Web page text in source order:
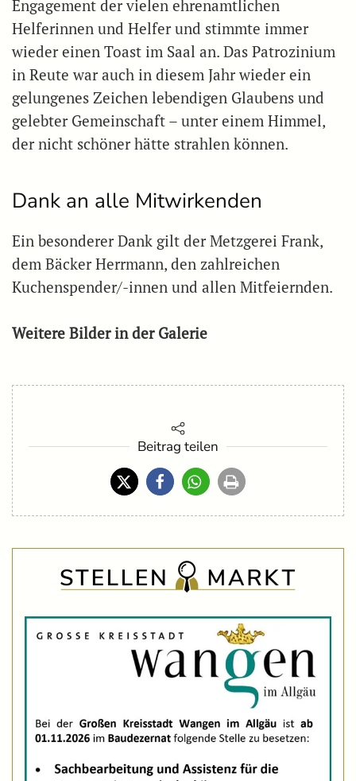
Engagement der vielen ehrenamtlichen
Helferinnen und Helfer und stimmte immer
wieder einen Toast im Saal an. Das Patrozinium
in Reute war auch in diesem Jahr wieder ein
gelungenes Zeichen lebendigen Glaubens und
gelebter Gemeinschaft – unter einem Himmel,
der nicht schöner hätte strahlen können.
Dank an alle Mitwirkenden
Ein besonderer Dank gilt der Metzgerei Frank,
dem Bäcker Herrmann, den zahlreichen
Kuchenspender/-innen und allen Mitfeiernden.
Weitere Bilder in der Galerie
Beitrag teilen